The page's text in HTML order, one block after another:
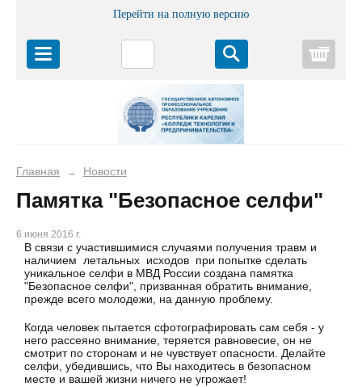
Перейти на полную версию
Главная → Новости
Памятка "Безопасное селфи"
6 июня 2016 г.
В связи с участившимися случаями получения травм и
наличием летальных исходов при попытке сделать
уникальное селфи в МВД России создана памятка
"Безопасное селфи", призванная обратить внимание,
прежде всего молодежи, на данную проблему.
Когда человек пытается сфотографировать сам себя - у
него рассеяно внимание, теряется равновесие, он не
смотрит по сторонам и не чувствует опасности. Делайте
селфи, убедившись, что Вы находитесь в безопасном
месте и вашей жизни ничего не угрожает!